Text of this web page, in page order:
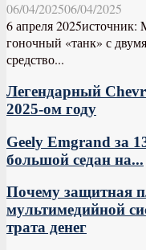
06/04/202506/04/2025
6 апреля
гоночный «танк» с
средство...
Легендарный
2025-ом году
Geely Emgrand за
большой седан на...
Почему защитная
мультимедийной
трата денег